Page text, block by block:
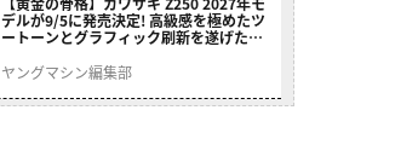
デルが9/5に発売決定! 高級感を極めたツ
ートーンとグラフィック刷新を遂げた本
ヤングマシン編集部